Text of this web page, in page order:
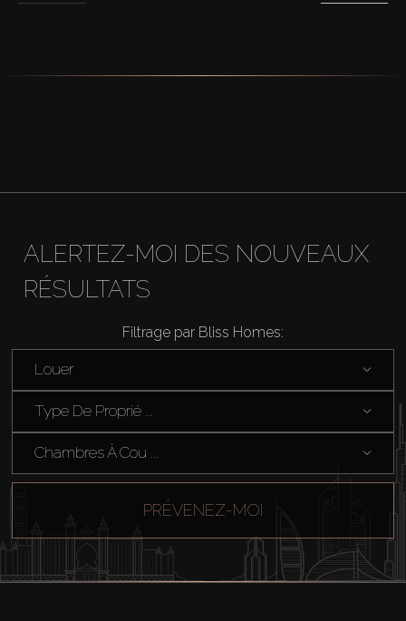
ALERTEZ-MOI DES NOUVEAUX
RÉSULTATS
Filtrage par Bliss Homes:
Louer
Type De Proprié ...
Chambres À Cou ...
PRÉVENEZ-MOI